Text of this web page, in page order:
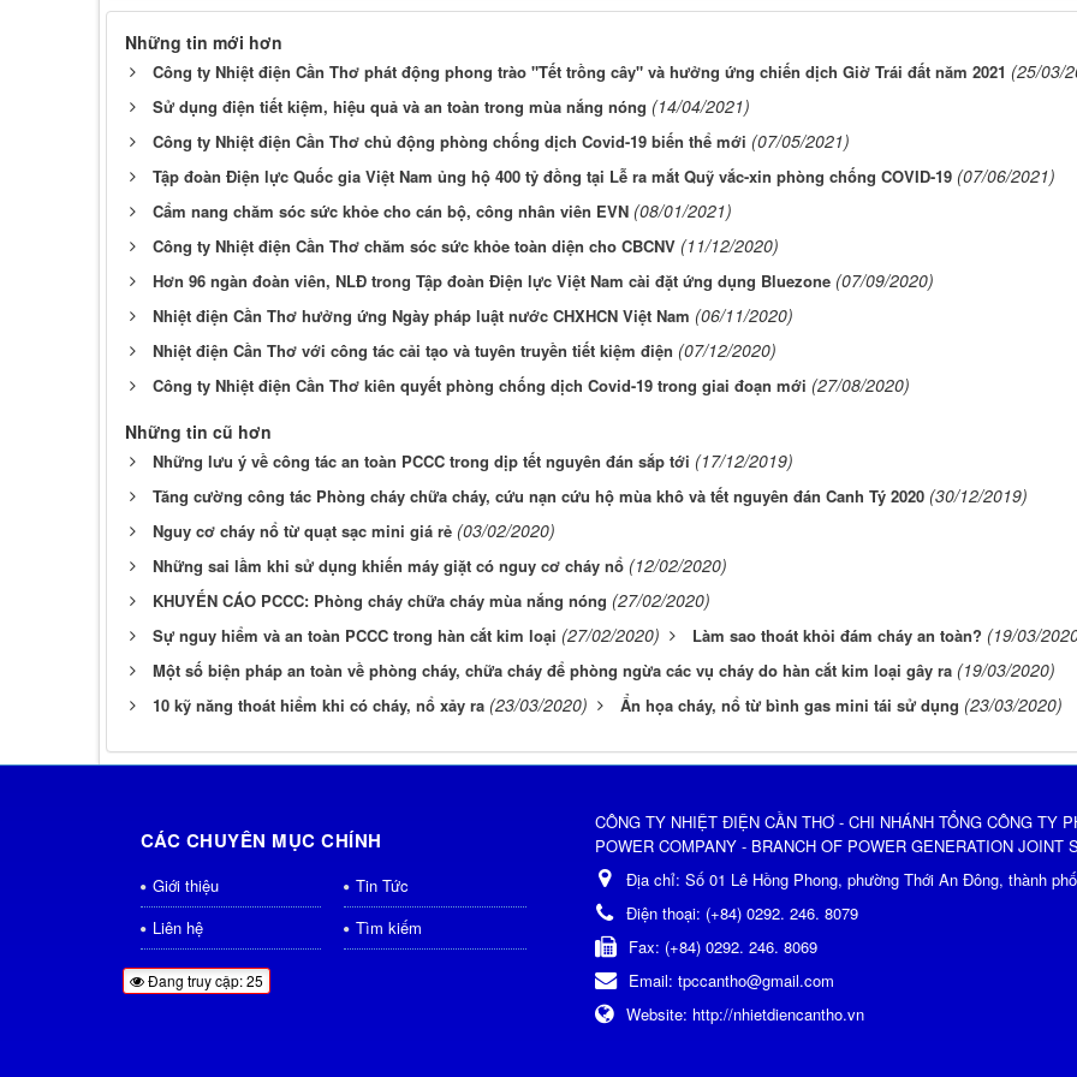
Những tin mới hơn
Công ty Nhiệt điện Cần Thơ phát động phong trào "Tết trồng cây" và hưởng ứng chiến dịch Giờ Trái đất năm 2021 (25/03/
Sử dụng điện tiết kiệm, hiệu quả và an toàn trong mùa nắng nóng (14/04/2021)
Công ty Nhiệt điện Cần Thơ chủ động phòng chống dịch Covid-19 biến thể mới (07/05/2021)
Tập đoàn Điện lực Quốc gia Việt Nam ủng hộ 400 tỷ đồng tại Lễ ra mắt Quỹ vắc-xin phòng chống COVID-19 (07/06/2021)
Cẩm nang chăm sóc sức khỏe cho cán bộ, công nhân viên EVN (08/01/2021)
Công ty Nhiệt điện Cần Thơ chăm sóc sức khỏe toàn diện cho CBCNV (11/12/2020)
Hơn 96 ngàn đoàn viên, NLĐ trong Tập đoàn Điện lực Việt Nam cài đặt ứng dụng Bluezone (07/09/2020)
Nhiệt điện Cần Thơ hưởng ứng Ngày pháp luật nước CHXHCN Việt Nam (06/11/2020)
Nhiệt điện Cần Thơ với công tác cải tạo và tuyên truyền tiết kiệm điện (07/12/2020)
Công ty Nhiệt điện Cần Thơ kiên quyết phòng chống dịch Covid-19 trong giai đoạn mới (27/08/2020)
Những tin cũ hơn
Những lưu ý về công tác an toàn PCCC trong dịp tết nguyên đán sắp tới (17/12/2019)
Tăng cường công tác Phòng cháy chữa cháy, cứu nạn cứu hộ mùa khô và tết nguyên đán Canh Tý 2020 (30/12/2019)
Nguy cơ cháy nổ từ quạt sạc mini giá rẻ (03/02/2020)
Những sai lầm khi sử dụng khiến máy giặt có nguy cơ cháy nổ (12/02/2020)
KHUYẾN CÁO PCCC: Phòng cháy chữa cháy mùa nắng nóng (27/02/2020)
Sự nguy hiểm và an toàn PCCC trong hàn cắt kim loại (27/02/2020) Làm sao thoát khỏi đám cháy an toàn? (19/03/
Một số biện pháp an toàn về phòng cháy, chữa cháy để phòng ngừa các vụ cháy do hàn cắt kim loại gây ra (19/03/2020)
10 kỹ năng thoát hiểm khi có cháy, nổ xảy ra (23/03/2020) Ẩn họa cháy, nổ từ bình gas mini tái sử dụng (23/03/2020)
CÁC CHUYÊN MỤC CHÍNH
Giới thiệu
Tin Tức
Liên hệ
Tìm kiếm
Đang truy cập: 25
CÔNG TY NHIỆT ĐIỆN CẦN THƠ - CHI NHÁNH TỔNG CÔNG TY
POWER COMPANY - BRANCH OF POWER GENERATION JOINT
Địa chỉ:Số 01 Lê Hồng Phong, phường Thới An Đông, thành
Điện thoại: (+84) 0292. 246. 8079
Fax: (+84) 0292. 246. 8069
Email:tpccantho@gmail.com
Website: http://nhietdiencantho.vn